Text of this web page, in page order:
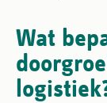
Wat